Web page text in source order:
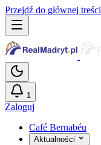
Przejdź do głównej treści
1
Zaloguj
Café Bernabéu
Aktualności